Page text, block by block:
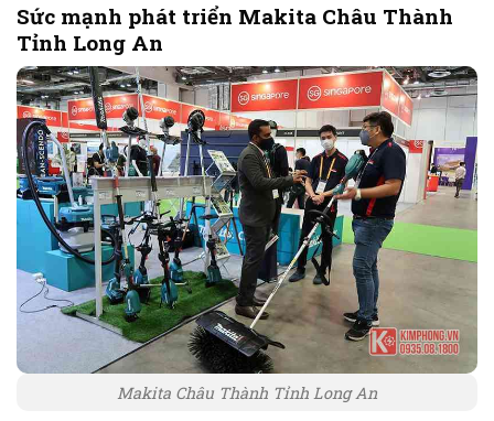
Sức mạnh phát triển Makita Châu Thành
Tỉnh Long An
Makita Châu Thành Tỉnh Long An